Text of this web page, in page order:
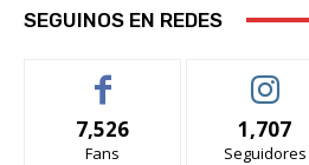
SEGUINOS EN REDES
7,526
Fans
1,707
Seguidores